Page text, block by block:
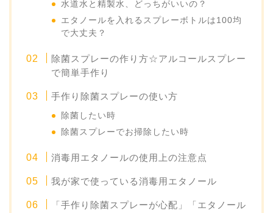
水道水と精製水、どっちがいいの？
エタノールを入れるスプレーボトルは100均
で大丈夫？
除菌スプレーの作り方☆アルコールスプレー
で簡単手作り
手作り除菌スプレーの使い方
除菌したい時
除菌スプレーでお掃除したい時
消毒用エタノールの使用上の注意点
我が家で使っている消毒用エタノール
「手作り除菌スプレーが心配」「エタノール